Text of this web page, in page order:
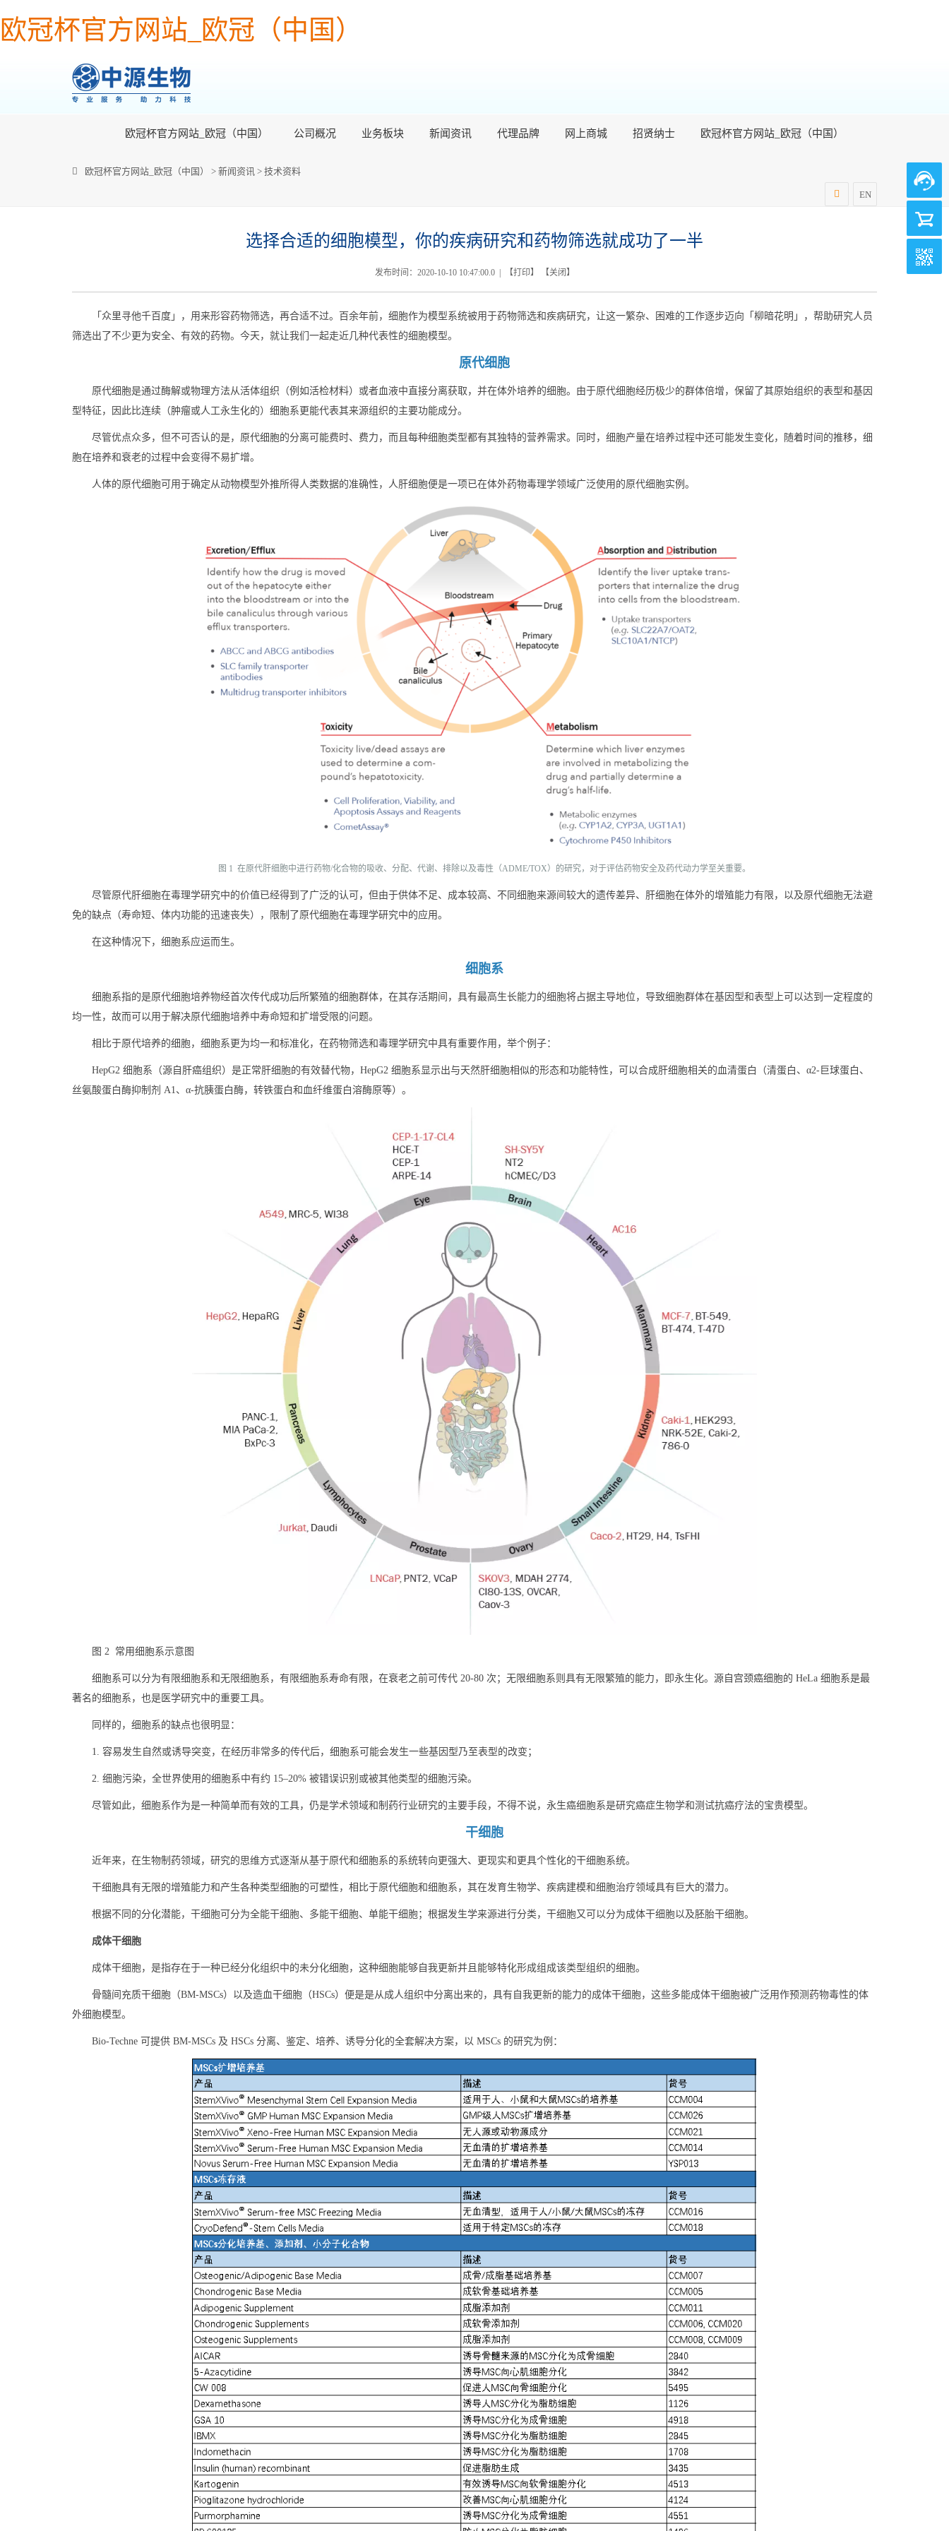
欧冠杯官方网站_欧冠（中国）
欧冠杯官方网站_欧冠（中国） 公司概况 业务板块 新闻资讯 代理品牌 网上商城 招贤纳士 欧冠杯官方网站_欧冠（中国）
EN
欧冠杯官方网站_欧冠（中国） > 新闻资讯 > 技术资料
选择合适的细胞模型，你的疾病研究和药物筛选就成功了一半
发布时间：2020-10-10 10:47:00.0 | 【打印】 【关闭 】
「众里寻他千百度」，用来形容药物筛选，再合适不过。百余年前，细胞作为模型系统被用于药物筛选和疾病研究，让这一繁杂、困难的工作逐步迈向「柳暗花明」，帮助研究人员
筛选出了不少更为安全、有效的药物。今天，就让我们一起走近几种代表性的细胞模型。
原代细胞
原代细胞是通过酶解或物理方法从活体组织（例如活检材料）或者血液中直接分离获取，并在体外培养的细胞。由于原代细胞经历极少的群体倍增，保留了其原始组织的表型和基因
型特征，因此比连续（肿瘤或人工永生化的）细胞系更能代表其来源组织的主要功能成分。
尽管优点众多，但不可否认的是，原代细胞的分离可能费时、费力，而且每种细胞类型都有其独特的营养需求。同时，细胞产量在培养过程中还可能发生变化，随着时间的推移，细
胞在培养和衰老的过程中会变得不易扩增。
人体的原代细胞可用于确定从动物模型外推所得人类数据的准确性，人肝细胞便是一项已在体外药物毒理学领域广泛使用的原代细胞实例。
图 1 在原代肝细胞中进行药物/化合物的吸收、分配、代谢、排除以及毒性（ADME/TOX）的研究，对于评估药物安全及药代动力学至关重要。
尽管原代肝细胞在毒理学研究中的价值已经得到了广泛的认可，但由于供体不足、成本较高、不同细胞来源间较大的遗传差异、肝细胞在体外的增殖能力有限，以及原代细胞无法避
免的缺点（寿命短、体内功能的迅速丧失），限制了原代细胞在毒理学研究中的应用。
在这种情况下，细胞系应运而生。
细胞系
细胞系指的是原代细胞培养物经首次传代成功后所繁殖的细胞群体，在其存活期间，具有最高生长能力的细胞将占据主导地位，导致细胞群体在基因型和表型上可以达到一定程度的
均一性，故而可以用于解决原代细胞培养中寿命短和扩增受限的问题。
相比于原代培养的细胞，细胞系更为均一和标准化，在药物筛选和毒理学研究中具有重要作用，举个例子：
HepG2 细胞系（源自肝癌组织）是正常肝细胞的有效替代物，HepG2 细胞系显示出与天然肝细胞相似的形态和功能特性，可以合成肝细胞相关的血清蛋白（清蛋白、α2-巨球蛋白、
丝氨酸蛋白酶抑制剂 A1、α-抗胰蛋白酶，转铁蛋白和血纤维蛋白溶酶原等）。
图 2 常用细胞系示意图
细胞系可以分为有限细胞系和无限细胞系，有限细胞系寿命有限，在衰老之前可传代 20-80 次；无限细胞系则具有无限繁殖的能力，即永生化。源自宫颈癌细胞的 HeLa 细胞系是最
著名的细胞系，也是医学研究中的重要工具。
同样的，细胞系的缺点也很明显：
1. 容易发生自然或诱导突变，在经历非常多的传代后，细胞系可能会发生一些基因型乃至表型的改变；
2. 细胞污染，全世界使用的细胞系中有约 15–20% 被错误识别或被其他类型的细胞污染。
尽管如此，细胞系作为是一种简单而有效的工具，仍是学术领域和制药行业研究的主要手段，不得不说，永生癌细胞系是研究癌症生物学和测试抗癌疗法的宝贵模型。
干细胞
近年来，在生物制药领域，研究的思维方式逐渐从基于原代和细胞系的系统转向更强大、更现实和更具个性化的干细胞系统。
干细胞具有无限的增殖能力和产生各种类型细胞的可塑性，相比于原代细胞和细胞系，其在发育生物学、疾病建模和细胞治疗领域具有巨大的潜力。
根据不同的分化潜能，干细胞可分为全能干细胞、多能干细胞、单能干细胞；根据发生学来源进行分类，干细胞又可以分为成体干细胞以及胚胎干细胞。
成体干细胞
成体干细胞，是指存在于一种已经分化组织中的未分化细胞，这种细胞能够自我更新并且能够特化形成组成该类型组织的细胞。
骨髓间充质干细胞（BM-MSCs）以及造血干细胞（HSCs）便是是从成人组织中分离出来的，具有自我更新的能力的成体干细胞，这些多能成体干细胞被广泛用作预测药物毒性的体
外细胞模型。
Bio-Techne 可提供 BM-MSCs 及 HSCs 分离、鉴定、培养、诱导分化的全套解决方案，以 MSCs 的研究为例：